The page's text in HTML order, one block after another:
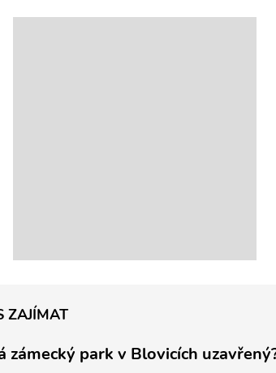
ZAJÍMAT
zámecký park v Blovicích